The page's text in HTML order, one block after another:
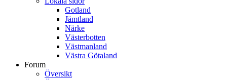
Gotland
Jämtland
Närke
Västerbotten
Västmanland
Västra Götaland
Forum
Översikt